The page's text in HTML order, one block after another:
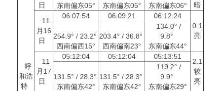
呼
和浩
特
日
暗
东南偏东05°
东南偏东05°
东南偏东06°
11
月16
日
06:07:54 06:09:21
06:12:24
0.1
亮
254.9° / 23.2°
西南偏西15°
203.4° / 36.8°
西南偏南23°
134.0° /
9.8°
东南偏东44°
11
月17
日
05:12:04 05:12:04 05:13:51
2.1
较
亮
131.5° / 28.3°
东南偏东42°
131.5° / 28.3°
东南偏东42°
119.2° /
9.9°
东南偏东29°